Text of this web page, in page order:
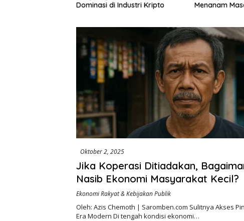
Dominasi di Industri Kripto
Menanam
Khusus
Oktober 2, 2025
Jika Koperasi Ditiadakan,
Nasib Ekonomi Masyarakat Kecil?
Ekonomi Rakyat & Kebijakan Publik
Oleh: Azis Chemoth | Saromben.com Sulitnya Akses
Era Modern Di tengah kondisi ekonomi…